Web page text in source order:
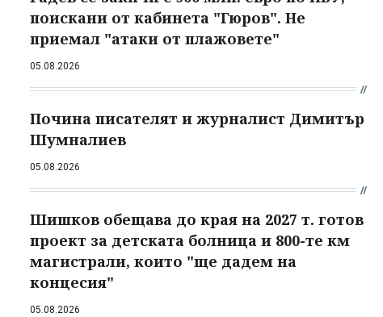
поискани от кабинета "Гюров". Не
приемал "атаки от плажовете"
05.08.2026
Почина писателят и журналист Димитър
Шумналиев
05.08.2026
Шишков обещава до края на 2027 т. готов
проект за детската болница и 800-те км
магистрали, които "ще дадем на
концесия"
05.08.2026